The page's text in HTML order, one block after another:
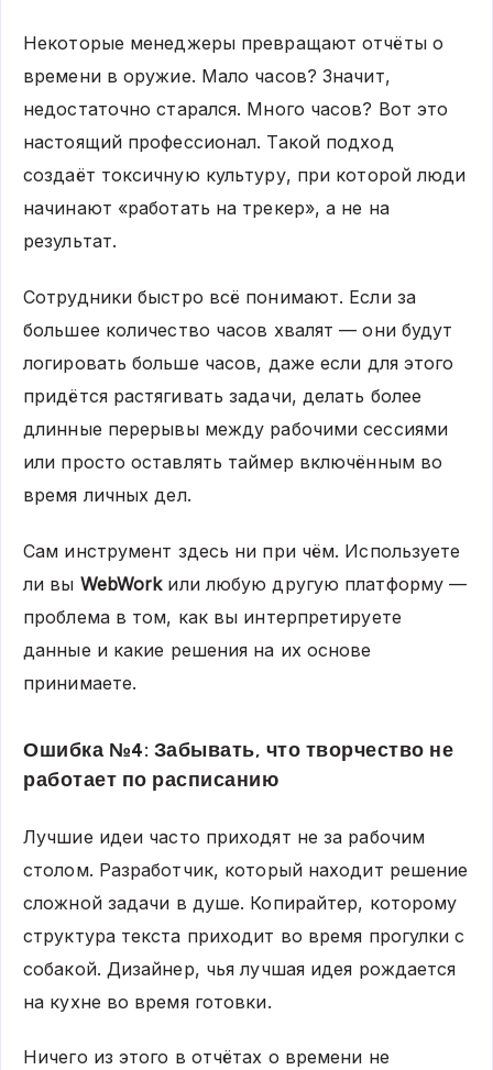
Некоторые менеджеры превращают отчёты о
времени в оружие. Мало часов? Значит,
недостаточно старался. Много часов? Вот это
настоящий профессионал. Такой подход
создаёт токсичную культуру, при которой люди
начинают «работать на трекер», а не на
результат.
Сотрудники быстро всё понимают. Если за
большее количество часов хвалят — они будут
логировать больше часов, даже если для этого
придётся растягивать задачи, делать более
длинные перерывы между рабочими сессиями
или просто оставлять таймер включённым во
время личных дел.
Сам инструмент здесь ни при чём. Используете
ли вы WebWorkили любую другую платформу —
проблема в том, как вы интерпретируете
данные и какие решения на их основе
принимаете.
Ошибка №4: Забывать, что творчество не
работает по расписанию
Лучшие идеи часто приходят не за рабочим
столом. Разработчик, который находит решение
сложной задачи в душе. Копирайтер, которому
структура текста приходит во время прогулки с
собакой. Дизайнер, чья лучшая идея рождается
на кухне во время готовки.
Ничего из этого в отчётах о времени не